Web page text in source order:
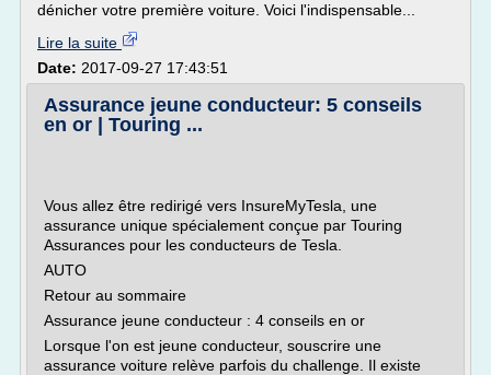
dénicher votre première voiture. Voici l'indispensable...
Lire la suite
Date: 2017-09-27 17:43:51
Assurance jeune conducteur: 5 conseils
en or | Touring ...
Vous allez être redirigé vers InsureMyTesla, une
assurance unique spécialement conçue par Touring
Assurances pour les conducteurs de Tesla.
AUTO
Retour au sommaire
Assurance jeune conducteur : 4 conseils en or
Lorsque l'on est jeune conducteur, souscrire une
assurance voiture relève parfois du challenge. Il existe